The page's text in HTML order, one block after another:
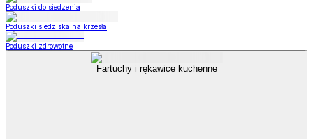
Poduszki do siedzenia
Poduszki siedziska na krzesła
Poduszki zdrowotne
Fartuchy i rękawice kuchenne